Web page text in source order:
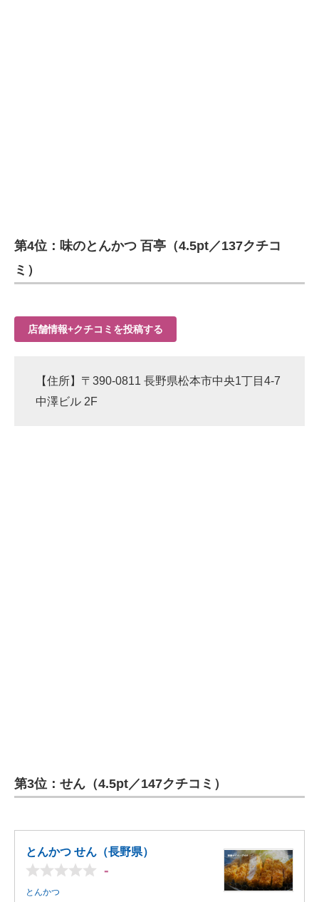
第4位：味のとんかつ 百亭（4.5pt／137クチコ
ミ）
店舗情報+クチコミを投稿する
【住所】〒390-0811 長野県松本市中央1丁目4-7
中澤ビル 2F
第3位：せん（4.5pt／147クチコミ）
とんかつ せん（長野県）
-
とんかつ